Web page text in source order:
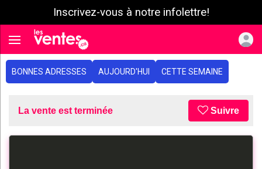
Inscrivez-vous à notre infolettre!
Toggle navigation
BONNES ADRESSES AUJOURD'HUI CETTE SEMAINE
La vente est terminée Suivre